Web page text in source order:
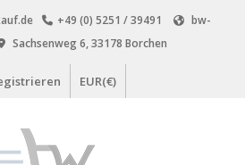
+49 (0) 5251 / 39491
bw-
Sachsenweg 6, 33178 Borchen
EUR(€)